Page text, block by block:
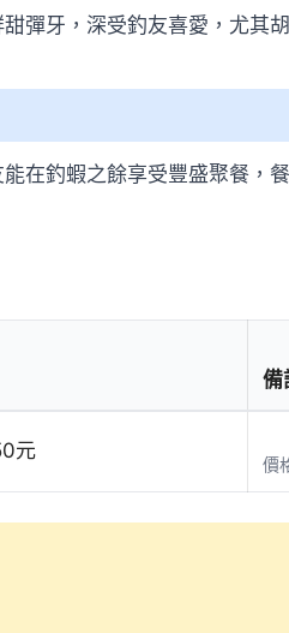
彈牙，深受釣友喜愛，尤其
在釣蝦之餘享受豐盛聚餐，
備
元
價